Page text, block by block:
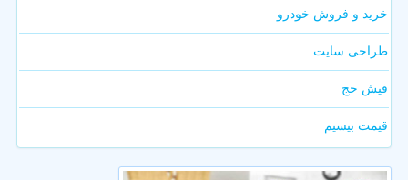
خرید و فروش خودرو
طراحی سایت
فیش حج
قیمت بیسیم